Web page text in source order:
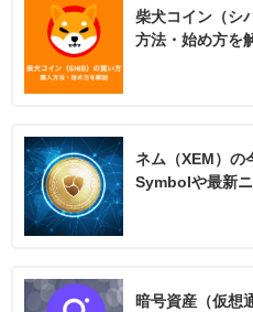
柴犬コイン（シ
方法・始め方を
ネム（XEM）の
Symbolや最新
暗号資産（仮想